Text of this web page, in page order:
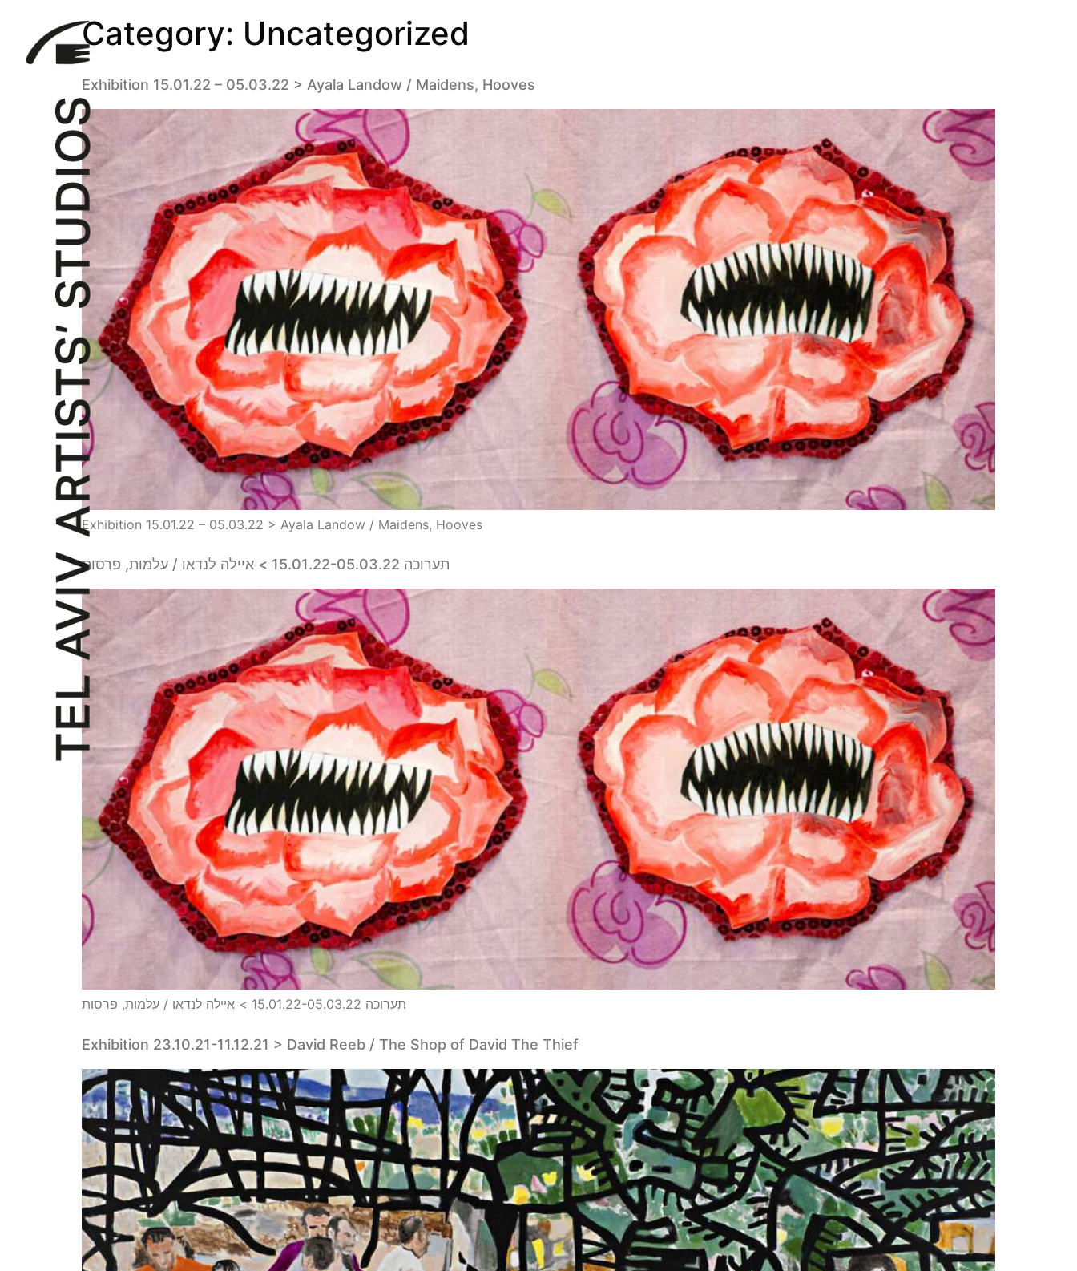
Category: Uncategorized
Exhibition 15.01.22 – 05.03.22 > Ayala Landow / Maidens, Hooves
Exhibition 15.01.22 – 05.03.22 > Ayala Landow / Maidens, Hooves
תערוכה 15.01.22-05.03.22 > איילה לנדאו / עלמות, פרסות
תערוכה 15.01.22-05.03.22 > איילה לנדאו / עלמות, פרסות
Exhibition 23.10.21-11.12.21 > David Reeb / The Shop of David The Thief